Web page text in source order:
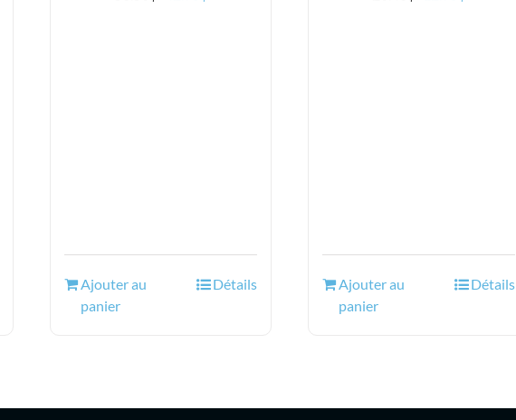
Ajouter au
panier
Détails
Ajouter au
panier
Détails